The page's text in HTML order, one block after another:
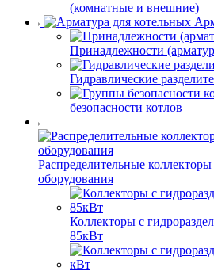
(комнатные и внешние)
Принадлежности
Гидравлические
безопасности котлов
Распределительные коллекторы
оборудования
Коллекторы с
85кВт